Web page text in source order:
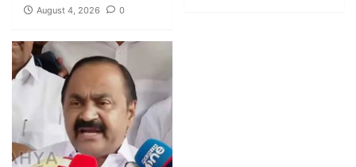
August 4, 2026 0